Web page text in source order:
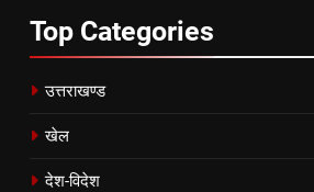
Top Categories
उत्तराखण्ड
खेल
देश-विदेश